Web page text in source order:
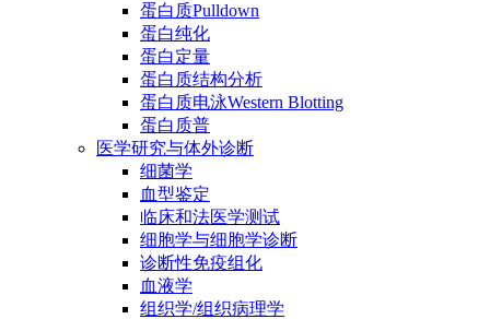
蛋白质Pulldown
蛋白纯化
蛋白定量
蛋白质结构分析
蛋白质电泳Western Blotting
蛋白质普
医学研究与体外诊断
细菌学
血型鉴定
临床和法医学测试
细胞学与细胞学诊断
诊断性免疫组化
血液学
组织学/组织病理学